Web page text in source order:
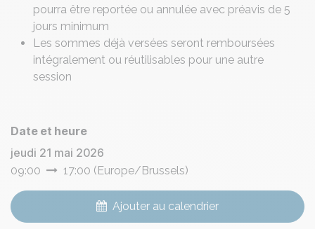
pourra être reportée ou annulée avec préavis de 5
jours minimum
Les sommes déjà versées seront remboursées
intégralement ou réutilisables pour une autre
session
Date et heure
jeudi 21 mai 2026
09:00 17:00 (Europe/Brussels)
Ajouter au calendrier